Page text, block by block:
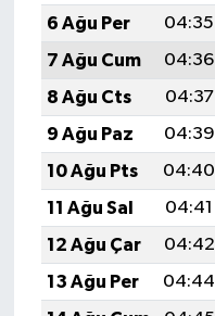
6 Ağu Per
04:35
7 Ağu Cum
04:36
8 Ağu Cts
04:37
9 Ağu Paz
04:39
10 Ağu Pts
04:40
11 Ağu Sal
04:41
12 Ağu Çar
04:42
13 Ağu Per
04:44